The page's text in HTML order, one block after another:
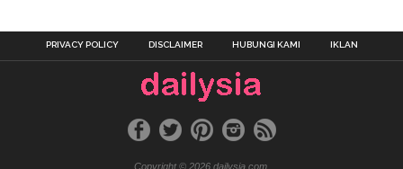
PRIVACY POLICY DISCLAIMER HUBUNGI KAMI IKLAN
Copyright © 2026 dailysia.com.